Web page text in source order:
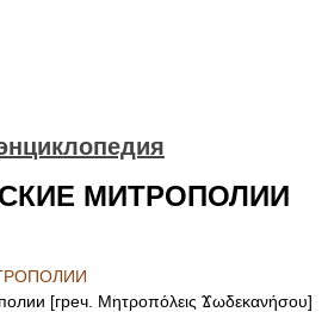
МИТРОПОЛИИ
[греч. Μητροπόλεις Ϫωδεκανήσου]